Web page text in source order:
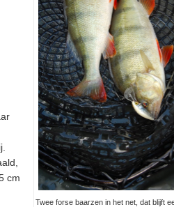
Twee forse baarzen in het net, dat blijft
cm